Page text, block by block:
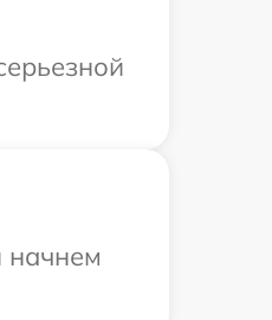
начнем